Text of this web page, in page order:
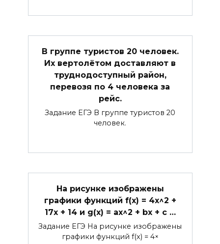
В группе туристов 20 человек.
Их вертолётом доставляют в
труднодоступный район,
перевозя по 4 человека за
рейс.
Задание ЕГЭ В группе туристов 20
человек.
На рисунке изображены
графики функций f(x) = 4x^2 +
17x + 14 и g(x) = ax^2 + bx + c …
Задание ЕГЭ На рисунке изображены
графики функций f(x) = 4×